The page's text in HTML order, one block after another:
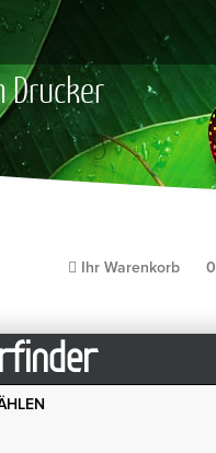
Drucker
Ihr Warenkorb 0